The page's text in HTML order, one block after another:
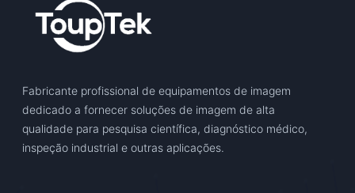
Fabricante profissional de equipamentos de imagem
dedicado a fornecer soluções de imagem de alta
qualidade para pesquisa científica, diagnóstico médico,
inspeção industrial e outras aplicações.